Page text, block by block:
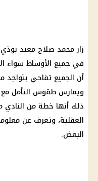
زار محمد صلاح معبد بوذي
في جميع الأوساط سواء
أن الجميع تفاحي
ويمارس طقوس التأمل مع
ذلك أنها خطة من النادي
العقلية، وتعرف عن
البعض.